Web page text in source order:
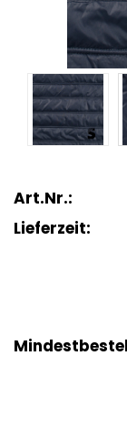
Art.Nr.:
Lieferzeit: